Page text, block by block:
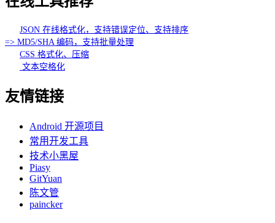
JSON 在线格式化，支持错误定位、支持排序
=> MD5/SHA 编码，支持批量处理
CSS 格式化、压缩
文本空格化
友情链接
Android 开源项目
常用开发工具
技术小黑屋
Piasy
GitYuan
陈文管
paincker